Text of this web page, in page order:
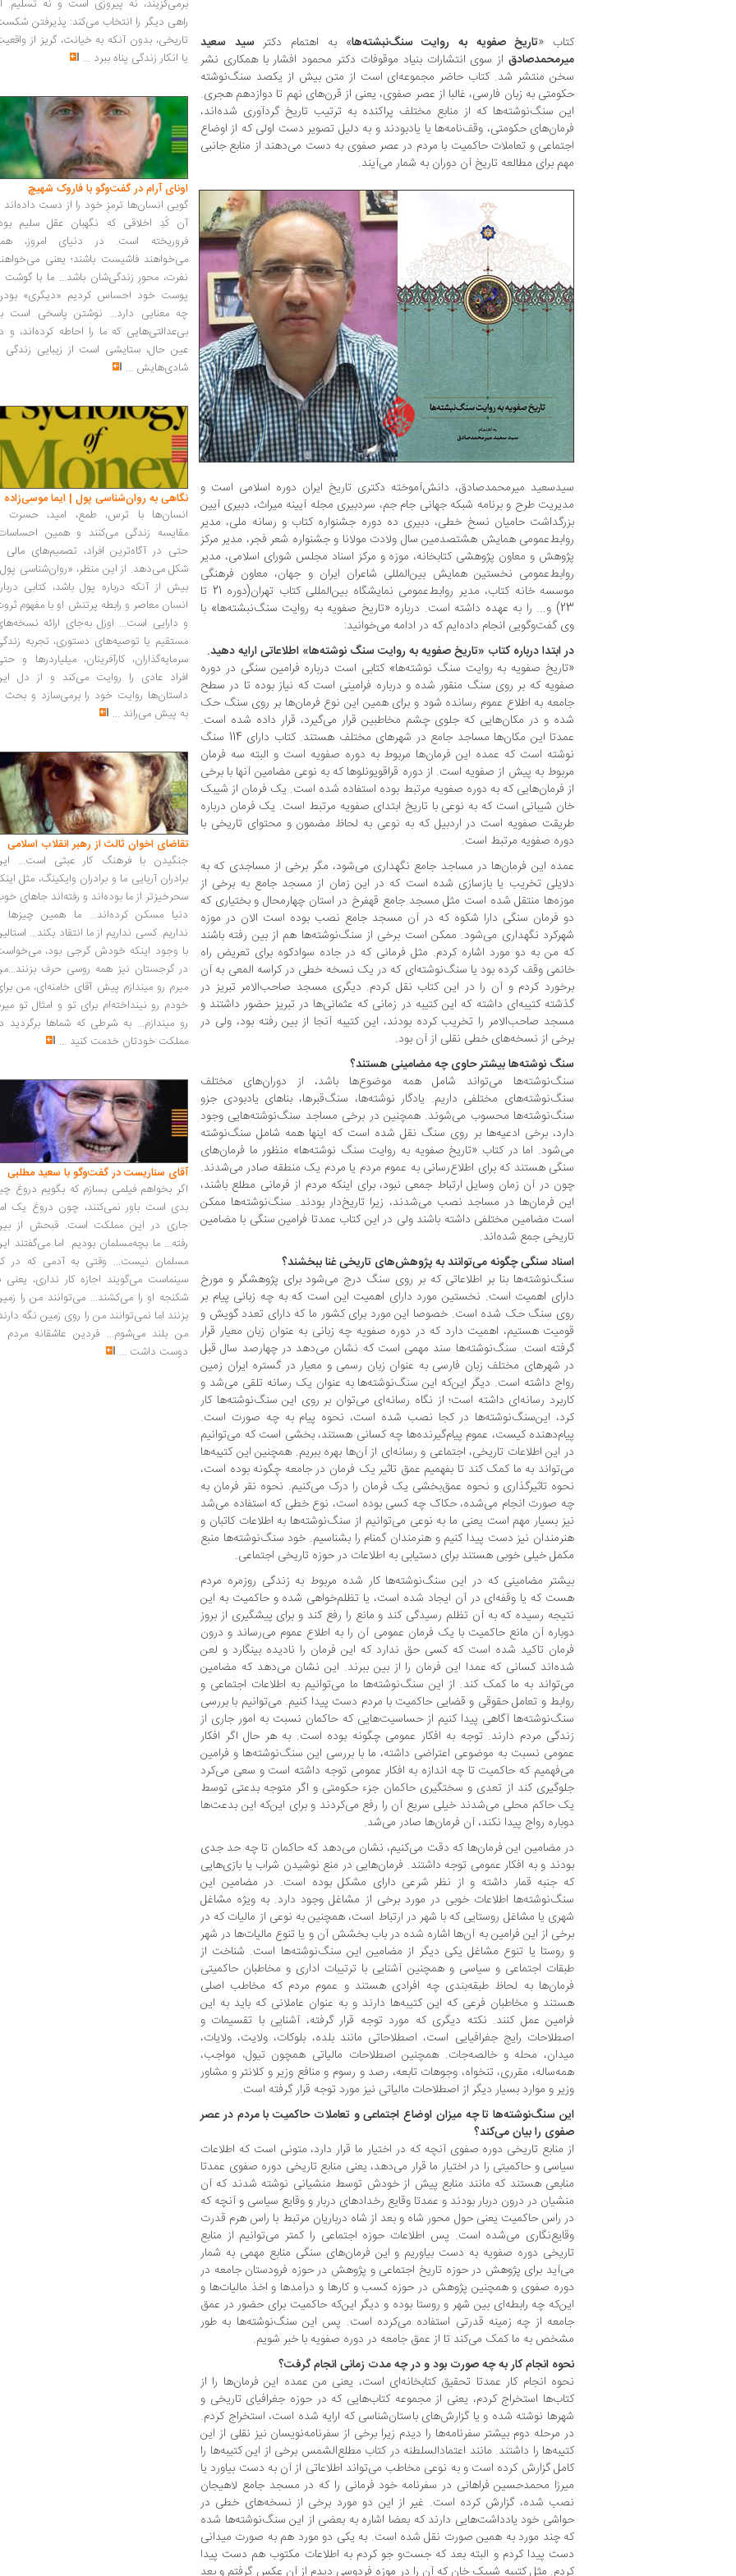
کتاب «تاریخ صفویه به روایت سنگ‌نبشته‌ها» به اهتمام دکتر سید سعید
میرمحمدصادق از سوی انتشارات بنیاد موقوفات دکتر محمود افشار با همکاری نشر
سخن منتشر شد. کتاب حاضر مجموعه‌ای است از متن بیش از یکصد سنگ‌نوشته
حکومتی به زبان فارسی، غالبا از عصر صفوی، یعنی از قرن‌های نهم تا دوازدهم هجری.
این سنگ‌نوشته‌ها که از منابع مختلف پراکنده به ترتیب تاریخ گردآوری شده‌اند،
فرمان‌های حکومتی، وقف‌نامه‌ها یا یادبودند و به‌ دلیل تصویر دست اولی که از اوضاع
اجتماعی و تعاملات حاکمیت با مردم در عصر صفوی به دست می‌دهند از منابع جانبی
مهم برای مطالعه تاریخ آن دوران به شمار می‌آیند.
سیدسعید میرمحمدصادق، دانش‌آموخته دکتری تاریخ ایران دوره اسلامی است و
مدیریت طرح و برنامه شبکه جهانی جام جم، سردبیری مجله آیینه میراث، دبیری آیین
بزرگداشت حامیان نسخ خطی، دبیری ده دوره جشنواره کتاب و رسانه ملی، مدیر
روابط‌عمومی همایش هشتصدمین سال ولادت مولانا و جشنواره شعر فجر، مدیر مرکز
پژوهش و معاون پژوهشی کتابخانه، موزه و مرکز اسناد مجلس شورای اسلامی، مدیر
روابط‌عمومی نخستین همایش بین‌المللی شاعران ایران و جهان، معاون فرهنگی
موسسه خانه کتاب، مدیر روابط‌عمومی نمایشگاه بین‌المللی کتاب تهران(دوره 21 تا
23) و... را به عهده داشته است. درباره «تاریخ صفویه به روایت سنگ‌نبشته‌ها» با
وی گفت‌و‌گویی انجام داده‌ایم که در ادامه می‌خوانید:
در ابتدا درباره کتاب «تاریخ صفویه به روایت سنگ نوشته‌ها» اطلاعاتی ارایه دهید.
«تاریخ صفویه به روایت سنگ نوشته‌ها» کتابی است درباره فرامین سنگی در دوره
صفویه که بر روی سنگ منقور شده و درباره فرامینی است که نیاز بوده تا در سطح
جامعه به اطلاع عموم رسانده شود و برای همین این نوع فرمان‌ها بر روی سنگ حک
شده و در مکان‌هایی که جلوی چشم مخاطبین قرار می‌گیرد، قرار داده شده است.
عمدتا این مکان‌ها مساجد جامع در شهرهای مختلف هستند. کتاب دارای 114 سنگ
نوشته است که عمده این فرمان‌ها مربوط به دوره صفویه است و البته سه فرمان
مربوط به پیش از صفویه است. از دوره قراقویونلوها که به نوعی مضامین آنها با برخی
از فرمان‌هایی که به دوره صفویه مرتبط بوده استفاده شده است. یک فرمان از شیبک
خان شیبانی است که به نوعی با تاریخ ابتدای صفویه مرتبط است. یک فرمان درباره
طریقت صفویه است در اردبیل که به نوعی به لحاظ مضمون و محتوای تاریخی با
دوره صفویه مرتبط است.
عمده این فرمان‌ها در مساجد جامع نگهداری می‌شود، مگر برخی از مساجدی که به
دلایلی تخریب یا بازسازی شده است که در این زمان از مسجد جامع به برخی از
موزه‌ها منتقل شده است مثل مسجد جامع قهفرخ در استان چهارمحال و بختیاری که
دو فرمان سنگی دارا شکوه که در آن مسجد جامع نصب بوده است الان در موزه
شهرکرد نگهداری می‌شود. ممکن است برخی از سنگ‌نوشته‌ها هم از بین رفته باشند
که من به دو مورد اشاره کردم. مثل فرمانی که در جاده سوادکوه برای تعریض راه
خانمی وقف کرده بود یا سنگ‌نوشته‌ای که در یک نسخه خطی در کراسه المعی به آن
برخورد کردم و آن را در این کتاب نقل کردم. دیگری مسجد صاحب‌الامر تبریز در
گذشته کتیبه‌ای داشته که این کتیبه در زمانی که عثمانی‌ها در تبریز حضور داشتند و
مسجد صاحب‌الامر را تخریب کرده بودند، این کتیبه آنجا از بین رفته بود، ولی در
برخی از نسخه‌های خطی نقلی از آن بود.
سنگ نوشته‌ها بیشتر حاوی چه مضامینی هستند؟
سنگ‌نوشته‌ها می‌تواند شامل همه‌ موضوع‌ها باشد، از دوران‌های مختلف
سنگ‌نوشته‌های مختلفی داریم. یادگار نوشته‌ها، سنگ‌قبرها، بناهای یادبودی جزو
سنگ‌نوشته‌ها محسوب می‌شوند. همچنین در برخی مساجد سنگ‌نوشته‌هایی وجود
دارد، برخی ادعیه‌ها بر روی سنگ نقل شده است که اینها همه شامل سنگ‌نوشته
می‌شود. اما در کتاب «تاریخ صفویه به روایت سنگ نوشته‌ها» منظور ما فرمان‌های
سنگی هستند که برای اطلاع‌رسانی به عموم مردم یا مردم یک منطقه صادر می‌شدند.
چون در آن زمان وسایل ارتباط جمعی نبود، برای اینکه مردم از فرمانی مطلع باشند،
این فرمان‌ها در مساجد نصب می‌شدند، زیرا تاریخ‌دار بودند. سنگ‌نوشته‌ها ممکن
است مضامین مختلفی داشته باشند ولی در این کتاب عمدتا فرامین سنگی با مضامین
تاریخی جمع شده‌اند.
اسناد سنگی چگونه می‌توانند به پژوهش‌های تاریخی غنا ببخشند؟
سنگ‌نوشته‌ها بنا بر اطلاعاتی که بر روی سنگ درج می‌شود برای پژوهشگر و مورخ
دارای اهمیت است. نخستین مورد دارای اهمیت این است که به چه زبانی پیام بر
روی سنگ حک شده است. خصوصا این مورد برای کشور ما که دارای تعدد گویش و
قومیت هستیم، اهمیت دارد که در دوره صفویه چه زبانی به عنوان زبان معیار قرار
گرفته است. سنگ‌نوشته‌ها سند مهمی است که نشان می‌دهد در چهارصد سال قبل
در شهرهای مختلف زبان فارسی به عنوان زبان رسمی و معیار در گستره ایران زمین
رواج داشته است. دیگر این‌که این سنگ‌نوشته‌ها به عنوان یک رسانه تلقی می‌شد و
کاربرد رسانه‌ای داشته است؛ از نگاه رسانه‌ای می‌توان بر روی این سنگ‌نوشته‌ها کار
کرد، این‌سنگ‌نوشته‌ها در کجا نصب شده است، نحوه پیام به چه صورت است.
پیام‌دهنده کیست، عموم پیام‌گیرند‌ه‌ها چه کسانی هستند، بخشی است که می‌توانیم
در این اطلاعات تاریخی، اجتماعی و رسانه‌ای از آن‌ها بهره ببریم. همچنین این کتیبه‌ها
می‌تواند به ما کمک کند تا بفهمیم عمق تاثیر یک فرمان در جامعه چگونه بوده است،
نحوه تاثیرگذاری و نحوه عمق‌بخشی یک فرمان را درک می‌کنیم. نحوه نقر فرمان به
چه صورت انجام می‌شده، حکاک چه کسی بوده است، نوع خطی که استفاده می‌شد
نیز بسیار مهم است یعنی ما به نوعی می‌توانیم از سنگ‌نوشته‌ها به اطلاعات کاتبان و
هنرمندان نیز دست پیدا کنیم و هنرمندان گمنام را بشناسیم. خود سنگ‌نوشته‌ها منبع
مکمل خیلی خوبی هستند برای دستیابی به اطلاعات در حوزه تاریخی اجتماعی.
بیشتر مضامینی که در این سنگ‌نوشته‌ها کار شده مربوط به زندگی روزمره مردم
هست که یا وقفه‌ای در آن ایجاد شده است، یا تظلم‌خواهی شده و حاکمیت به این
نتیجه رسیده که به آن تظلم رسیدگی کند و مانع را رفع کند و برای پیشگیری از بروز
دوباره آن مانع حاکمیت با یک فرمان عمومی آن را به اطلاع عموم می‌رساند و درون
فرمان تاکید شده است که کسی حق ندارد که این فرمان را نادیده بینگارد و لعن
شده‌اند کسانی که عمدا این فرمان را از بین ببرند. این نشان می‌دهد که مضامین
می‌تواند به ما کمک کند. از این سنگ‌نوشته‌ها ما می‌توانیم به اطلاعات اجتماعی و
روابط و تعامل حقوقی و قضایی حاکمیت با مردم دست پیدا کنیم. می‌توانیم با بررسی
سنگ‌نوشته‌ها آگاهی پیدا کنیم از حساسیت‌هایی که حاکمان نسبت به امور جاری از
زندگی مردم دارند. توجه به افکار عمومی چگونه بوده است. به هر حال اگر افکار
عمومی نسبت به موضوعی اعتراضی داشته، ما با بررسی این سنگ‌نوشته‌ها و فرامین
می‌فهمیم که حاکمیت تا چه اندازه به افکار عمومی توجه داشته است و سعی می‌کرد
جلوگیری کند از تعدی و سختگیری حاکمان جزء حکومتی و اگر متوجه بدعتی توسط
یک حاکم محلی می‌شدند خیلی سریع آن را رفع می‌کردند و برای این‌که این بدعت‌ها
دوباره رواج پیدا نکند، آن فرمان‌ها صادر می‌شد.
در مضامین این فرمان‌ها که دقت می‌کنیم، نشان می‌دهد که حاکمان تا چه حد جدی
بودند و به افکار عمومی توجه داشتند. فرمان‌هایی در منع نوشیدن شراب یا بازی‌هایی
که جنبه قمار داشته و از نظر شرعی دارای مشکل بوده است. در مضامین این
سنگ‌نوشته‌ها اطلاعات خوبی در مورد برخی از مشاغل وجود دارد. به ویژه مشاغل
شهری یا مشاغل روستایی که با شهر در ارتباط است، همچنین به نوعی از مالیات که در
برخی از این فرامین به آن‌ها اشاره شده در باب بخشش آن و یا تنوع مالیات‌ها در شهر
و روستا یا تنوع مشاغل یکی دیگر از مضامین این سنگ‌نوشته‌ها است. شناخت از
طبقات اجتماعی و سیاسی و همچنین آشنایی با ترتیبات اداری و مخاطبان حاکمیتی
فرمان‌ها به لحاظ طبقه‌بندی چه افرادی هستند و عموم مردم که مخاطب اصلی
هستند و مخاطبان فرعی که این کتیبه‌ها دارند و به عنوان عاملانی که باید به این
فرامین عمل کنند. نکته دیگری که مورد توجه قرار گرفته، آشنایی با تقسیمات و
اصطلاحات رایج جغرافیایی است، اصطلاحاتی مانند بلده، بلوکات، ولایت، ولایات،
میدان، محله و خالصه‌جات. همچنین اصطلاحات مالیاتی همچون تیول، مواجب،
همه‌ساله، مقرری، تنخواه، وجوهات تابعه، رصد و رسوم و منافع وزیر و کلانتر و مشاور
وزیر و موارد بسیار دیگر از اصطلاحات مالیاتی نیز مورد توجه قرار گرفته است.
این سنگ‌نوشته‌ها تا چه میزان اوضاع اجتماعی و تعاملات حاکمیت با مردم در عصر
صفوی را بیان می‌کند؟
از منابع تاریخی دوره صفوی آنچه که در اختیار ما قرار دارد، متونی است که اطلاعات
سیاسی و حاکمیتی را در اختیار ما قرار می‌دهد، یعنی منابع تاریخی دوره صفوی عمدتا
منابعی هستند که مانند منابع پیش از خودش توسط منشیانی نوشته شدند که آن
منشیان در درون دربار بودند و عمدتا وقایع رخدادهای دربار و وقایع سیاسی و آنچه که
در راس حاکمیت یعنی حول محور شاه و بعد از شاه درباریان مرتبط با راس هرم قدرت
وقایع‌نگاری می‌شده است. پس اطلاعات حوزه اجتماعی را کمتر می‌توانیم از منابع
تاریخی دوره صفویه به دست بیاوریم و این فرمان‌های سنگی منابع مهمی به شمار
می‌آید برای پژوهش در حوزه تاریخ اجتماعی و پژوهش در حوزه فرودستان جامعه در
دوره صفوی و همچنین پژوهش در حوزه کسب و کارها و درآمدها و اخذ مالیات‌ها و
این‌که چه رابطه‌ای بین شهر و روستا بوده و دیگر این‌که حاکمیت برای حضور در عمق
جامعه از چه زمینه قدرتی استفاده می‌کرده است. پس این سنگ‌نوشته‌ها به طور
مشخص به ما کمک می‌کند تا از عمق جامعه در دوره صفویه با خبر شویم.
نحوه انجام کار به چه صورت بود و در چه مدت زمانی انجام گرفت؟
نحوه انجام کار عمدتا تحقیق کتابخانه‌ای است، یعنی من عمده این فرمان‌ها را از
کتاب‌ها استخراج کردم، یعنی از مجموعه کتاب‌هایی که در حوزه جغرافیای تاریخی و
شهرها نوشته شده و یا گزارش‌های باستان‌شناسی که ارایه شده است، استخراج کردم.
در مرحله دوم بیشتر سفرنامه‌ها را دیدم زیرا برخی از سفرنامه‌نویسان نیز نقلی از این
کتیبه‌ها را داشتند. مانند اعتمادالسلطنه در کتاب مطلع‌الشمس برخی از این کتیبه‌ها را
کامل گزارش کرده است و به نوعی مخاطب می‌تواند اطلاعاتی از آن به دست بیاورد یا
میرزا محمدحسین فراهانی در سفرنامه خود فرمانی را که در مسجد جامع لاهیجان
نصب شده، گزارش کرده است. غیر از این دو مورد برخی از نسخه‌های خطی در
حواشی خود یادداشت‌هایی دارند که بعضا اشاره به بعضی از این سنگ‌نوشته‌ها شده
که چند مورد به همین صورت نقل شده است. به یکی دو مورد هم به صورت میدانی
دست پیدا کردم و البته بعد که جست‌و جو کردم به اطلاعات مکتوب هم دست پیدا
کردم. مثل کتیبه شیبک خان که آن را در موزه فردوسی دیدم از آن عکس گرفتم و بعد
برمی‌گزیند، نه پیروزی است و نه تسلیم.
راهی دیگر را انتخاب می‌کند: پذیرفتن
تاریخی، بدون آنکه به خیانت، گریز از
یا انکار زندگی پناه ببرد ...
اونای آرام در گفت‌وگو با فاروک شهیچ‭
گویی انسان‌ها ترمزِ خود را از دست داده‌اند
آن کُدِ اخلاقی که نگهبان عقل سلیم
فروریخته است. در دنیای امروز،
می‌خواهند فاشیست باشند؛ یعنی
نفرت، محورِ زندگی‌شان باشد... ما با گوشت
پوست خود احساس کردیم «دیگری»
چه معنایی دارد... نوشتن پاسخی است
بی‌عدالتی‌هایی که ما را احاطه کرده‌اند، و
عین حال، ستایشی است از زیبایی زندگی
شادی‌هایش ...
نگاهی به روان‌شناسی پول | ایما موسی‌زاده
انسان‌ها با ترس، طمع، امید، حسرت
مقایسه زندگی می‌کنند و همین
حتی در آگاه‌ترین افراد، تصمیم‌های مالی
شکل می‌دهد. از این منظر، «روان‌شناسی
بیش از آنکه درباره پول باشد، کتابی
انسان معاصر و رابطه پرتنش او با مفهوم
و دارایی است... اوزل به‌جای ارائه
مستقیم یا توصیه‌های دستوری، تجربه
سرمایه‌گذاران، کارآفرینان، میلیاردرها و
افراد عادی را روایت می‌کند و از دل
داستان‌ها روایت خود را برمی‌سازد و بحث
به پیش می‌راند ...
تقاضای اخوان ثالث از رهبر انقلاب اسلامی
جنگیدن با فرهنگ کار عبثی است...
برادران آریایی ما و برادران وایکینگ، مثل
سحرخیزتر از ما بوده‌اند و رفته‌اند جاهای
دنیا مسکن کرده‌اند... ما همین چیزها
نداریم. کسی نداریم از ما انتقاد بکند...
با وجود اینکه خودش گرجی بود،
در گرجستان نیز همه روسی حرف
میرم رو میندازم پیش آقای خامنه‌ای، من
خودم رو نینداخته‌ام برای تو و امثال تو
رو میندازم... به شرطی که شماها برگردید
مملکت خودتان خدمت کنید ...
آقای سناریست در گفت‌وگو با سعید مطلبی
اگر بخواهم فیلمی بسازم که بگویم دروغ
بدی است باور نمی‌کنند، چون دروغ یک
جاری در این مملکت است. قبحش از
رفته... ما بچه‌مسلمان بودیم. اما می‌گفتند
مسلمان نیست... وقتی به آدمی که در
سینماست می‌گویند اجازه کار نداری، یعنی
شکنجه او را می‌کشند... می‌توانند من را
بزنند اما نمی‌توانند من را روی زمین نگه
من بلند می‌شوم... فردین عاشقانه مردم
دوست داشت ...